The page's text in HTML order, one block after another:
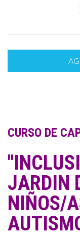
CURSO DE
JARDIN
NIÑOS/